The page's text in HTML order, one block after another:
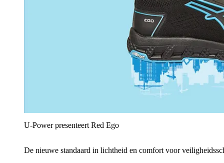
U‑Power presenteert Red Ego
De nieuwe standaard in lichtheid en comfort voor